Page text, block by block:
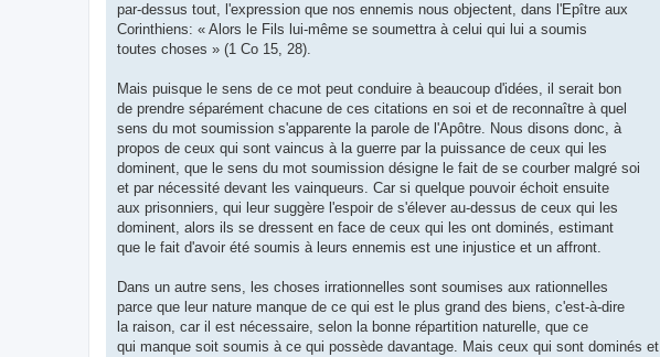
par-dessus tout, l'expression que nos ennemis nous objectent, dans l'Epître aux
Corinthiens: « Alors le Fils lui-même se soumettra à celui qui lui a soumis
toutes choses » (1 Co 15, 28).
Mais puisque le sens de ce mot peut conduire à beaucoup d'idées, il serait bon
de prendre séparément chacune de ces citations en soi et de reconnaître à quel
sens du mot soumission s'apparente la parole de l'Apôtre. Nous disons donc, à
propos de ceux qui sont vaincus à la guerre par la puissance de ceux qui les
dominent, que le sens du mot soumission désigne le fait de se courber malgré soi
et par nécessité devant les vainqueurs. Car si quelque pouvoir échoit ensuite
aux prisonniers, qui leur suggère l'espoir de s'élever au-dessus de ceux qui les
dominent, alors ils se dressent en face de ceux qui les ont dominés, estimant
que le fait d'avoir été soumis à leurs ennemis est une injustice et un affront.
Dans un autre sens, les choses irrationnelles sont soumises aux rationnelles
parce que leur nature manque de ce qui est le plus grand des biens, c'est-à-dire
la raison, car il est nécessaire, selon la bonne répartition naturelle, que ce
qui manque soit soumis à ce qui possède davantage. Mais ceux qui sont dominés et